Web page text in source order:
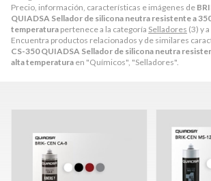
Precio, información, características e imágenes de
QUIADSA Sellador de silicona neutra resistente a
temperatura pertenece a la categoría Selladores (3) y
Encuentra productos relacionados y de similares
CS-350 QUIADSA Sellador de silicona neutra
alta temperatura en "Químicos", "Selladores".